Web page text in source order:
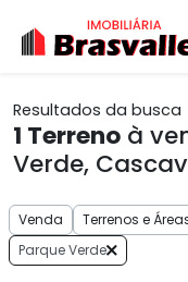
Resultados da busca
1 Terreno à
Verde,
Venda Terrenos e
Parque Verde